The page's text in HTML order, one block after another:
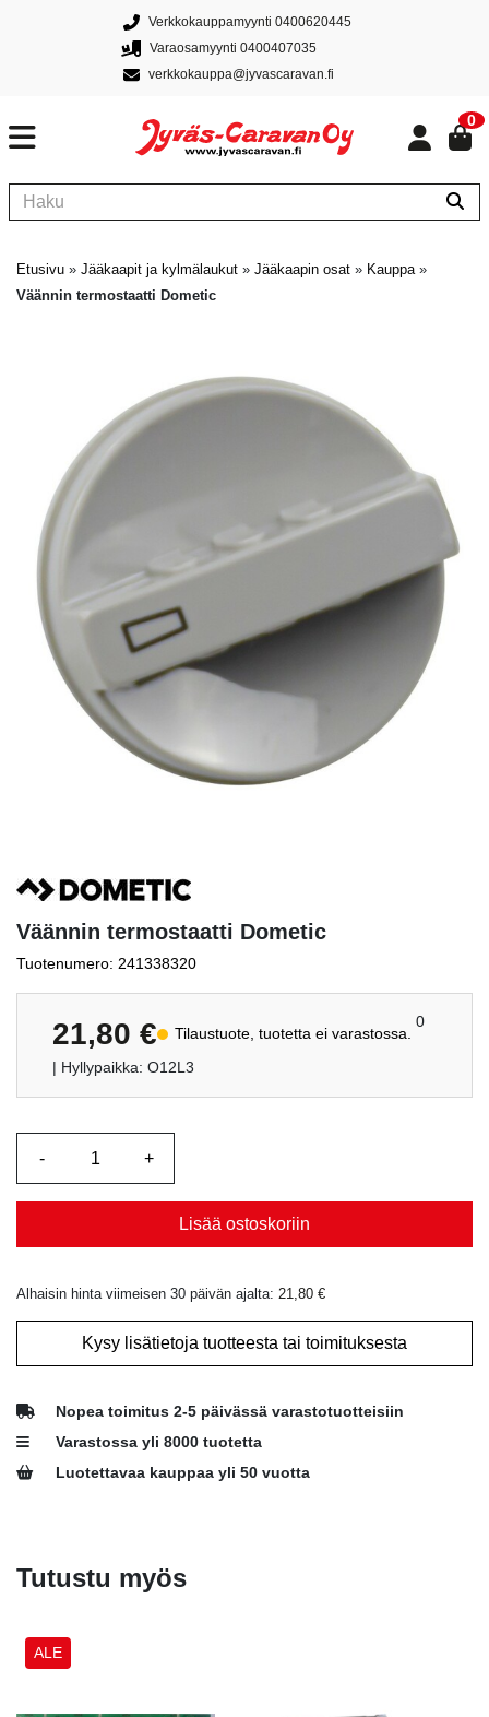
Verkkokauppamyynti 0400620445
Varaosamyynti 0400407035
verkkokauppa@jyvascaravan.fi
0
Etusivu » Jääkaapit ja kylmälaukut » Jääkaapin osat » Kauppa»
Väännin termostaatti Dometic
Väännin termostaatti Dometic
Tuotenumero: 241338320
21,80 € Tilaustuote, tuotetta ei varastossa.
0
| Hyllypaikka: O12L3
Lisää ostoskoriin
Alhaisin hinta viimeisen 30 päivän ajalta: 21,80 €
Kysy lisätietoja tuotteesta tai toimituksesta
Nopea toimitus 2-5 päivässä varastotuotteisiin
Varastossa yli 8000 tuotetta
Luotettavaa kauppaa yli 50 vuotta
Tutustu myös
ALE